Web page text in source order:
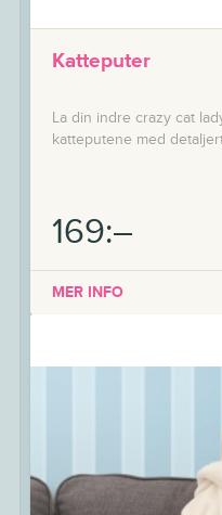
Katteputer
La din indre crazy cat
katteputene med
169:–
MER INFO